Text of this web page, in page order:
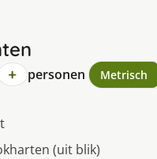
+ personen Metrisch
(uit blik)